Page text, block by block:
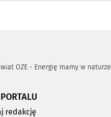
OZE - Energię mamy w naturze
redakcję